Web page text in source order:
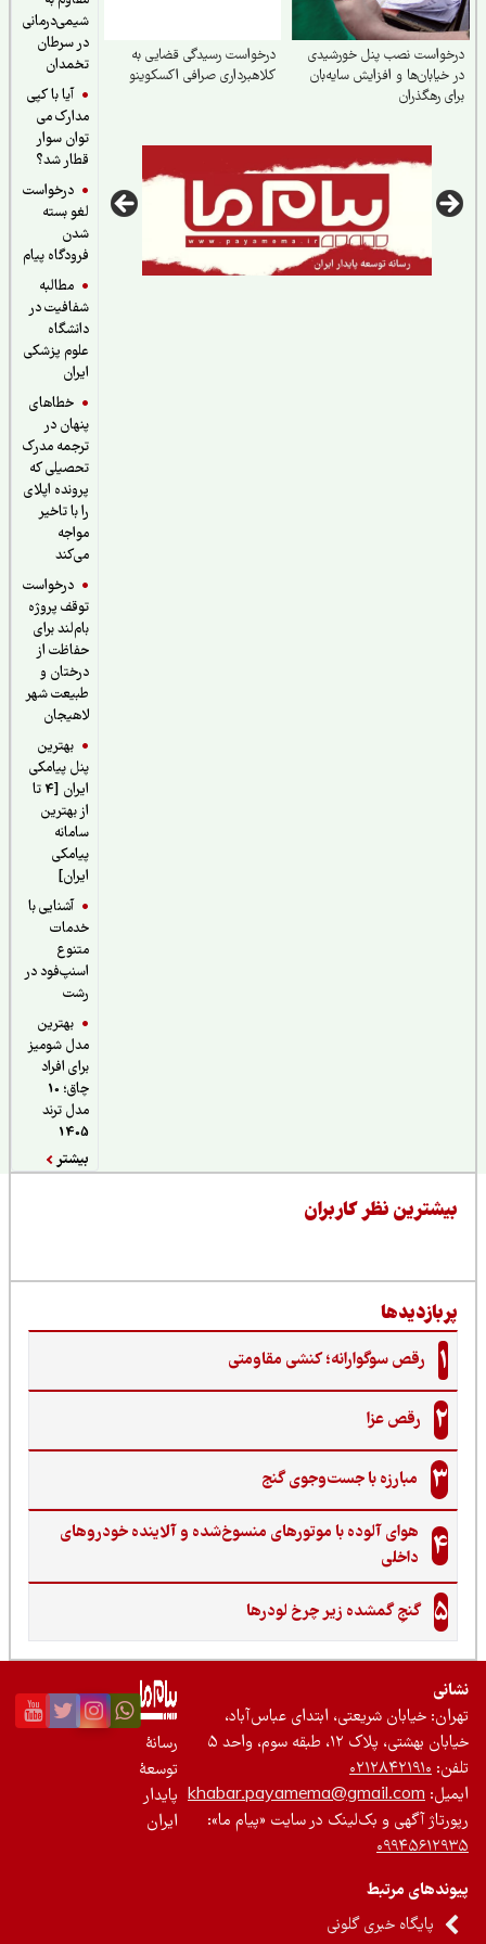
شیمی‌درمانی
در سرطان
تخمدان
آیا با کپی
مدارک می
توان سوار
قطار شد؟
درخواست
لغو بسته
فرودگاه پیام
مطالبه
شفافیت در
دانشگاه
علوم پزشکی
خطاهای
پنهان در
ترجمه مدرک
تحصیلی که
پرونده اپلای
را با تاخیر
درخواست
توقف پروژه
بام‌لند برای
حفاظت از
درختان و
طبیعت شهر
لاهیجان
بهترین
پنل پیامکی
ایران [4 تا
از بهترین
سامانه
پیامکی
آشنایی با
خدمات
اسنپ‌فود در
بهترین
مدل شومیز
برای افراد
چاق؛ 10
مدل ترند
نصب پنل خورشیدی
و افزایش سایه‌بان
رهگذران
درخواست رسیدگی قضایی به
کلاهبرداری صرافی اکسکوینو
نظر کاربران
رقص سوگوارانه؛ کنشی مقاومتی
رقص عزا
مبارزه با جست‌وجوی گنج‌
هوای آلوده با موتورهای منسوخ‌شده و آلاینده خودروهای
داخلی
گنجِ گمشده زیر چرخ لودرها
خیابان شریعتی، ابتدای عباس‌آباد،
بهشتی، پلاک ۱۲، طبقه سوم، واحد ۵
۰۲۱۲۸۴۲۱۹۱۰
khabar.payamema@gmail.com
آگهی و بک‌لینک در سایت «پیام ما»:
مرتبط
پایگاه خبری گلونی
رسانۀ
توسعۀ
پایدار
ایران